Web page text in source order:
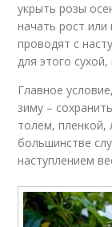
укрыть розы
начать рост
проводят с
для этого
Главное
зиму –
толем, пленкой,
большинстве
наступлением